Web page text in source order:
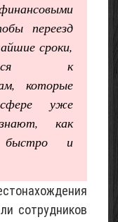
переезд
сроки,
к
которые
уже
как
быстро и
сотрудников